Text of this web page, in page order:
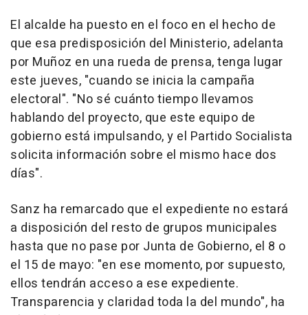
El alcalde ha puesto en el foco en el hecho de
que esa predisposición del Ministerio, adelanta
por Muñoz en una rueda de prensa, tenga lugar
este jueves, "cuando se inicia la campaña
electoral". "No sé cuánto tiempo llevamos
hablando del proyecto, que este equipo de
gobierno está impulsando, y el Partido Socialista
solicita información sobre el mismo hace dos
días".
Sanz ha remarcado que el expediente no estará
a disposición del resto de grupos municipales
hasta que no pase por Junta de Gobierno, el 8 o
el 15 de mayo: "en ese momento, por supuesto,
ellos tendrán acceso a ese expediente.
Transparencia y claridad toda la del mundo", ha